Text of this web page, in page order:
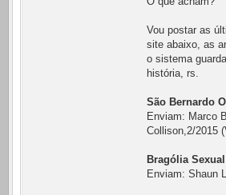
Vou postar as
site abaixo, as
o sistema
história, rs.
São Bernardo
Enviam: Marco
Collison,2/2015
Bragólia
Enviam: Shaun